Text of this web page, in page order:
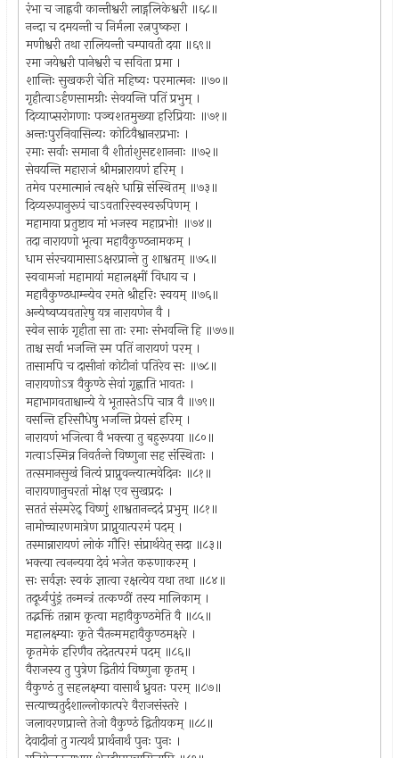
रंभा च जाह्नवी कान्तीश्वरी लाड्गलिकेश्वरी ॥६८॥
नन्दा च दमयन्ती च निर्मला रत्नपुष्करा ।
मणीश्वरी तथा रालियन्ती चम्पावती दया ॥६९॥
रमा जयेश्वरी पानेश्वरी च सविता प्रमा ।
शान्तिः सुखकरी चेति महिष्यः परमात्मनः ॥७०॥
गृहीत्वाऽर्हणसामग्रीः सेवयन्ति पतिं प्रभुम् ।
दिव्याप्सरोगणाः पञ्चशतमुख्या हरिप्रियाः ॥७१॥
अन्तःपुरनिवासिन्यः कोटिवैश्वानरप्रभाः ।
रमाः सर्वाः समाना वै शीतांशुसदृशाननाः ॥७२॥
सेवयन्ति महाराजं श्रीमन्नारायणं हरिम् ।
तमेव परमात्मानं त्वक्षरे धाम्नि संस्थितम् ॥७३॥
दिव्यरूपानुरूपं चाऽवतारिस्वस्वरूपिणम् ।
महामाया प्रतुष्टाव मां भजस्व महाप्रभो! ॥७४॥
तदा नारायणो भूत्वा महावैकुण्ठनामकम् ।
धाम संरचयामासाऽक्षरप्रान्ते तु शाश्वतम् ॥७५॥
स्ववामजां महामायां महालक्ष्मीं विधाय च ।
महावैकुण्ठधाम्न्येव रमते श्रीहरिः स्वयम् ॥७६॥
अन्येष्वप्यवतारेषु यत्र नारायणेन वै ।
स्वेन साकं गृहीता सा ताः रमाः संभवन्ति हि ॥७७॥
ताश्च सर्वा भजन्ति स्म पतिं नारायणं परम् ।
तासामपि च दासीनां कोटीनां पतिरेव सः ॥७८॥
नारायणोऽत्र वैकुण्ठे सेवां गृह्णाति भावतः ।
महाभागवताश्चान्ये ये भूतास्तेऽपि चात्र वै ॥७९॥
वसन्ति हरिसौधेषु भजन्ति प्रेयसं हरिम् ।
नारायणं भजित्वा वै भक्त्या तु बहुरूपया ॥८०॥
गत्वाऽस्मिन्न निवर्तन्ते विष्णुना सह संस्थिताः ।
तत्समानसुखं नित्यं प्राप्नुवन्त्यात्मवेदिनः ॥८१॥
नारायणानुचरतां मोक्ष एव सुखप्रदः ।
सततं संस्मरेद् विष्णुं शाश्वतानन्ददं प्रभुम् ॥८१॥
नामोच्चारणमात्रेण प्राप्नुयात्परमं पदम् ।
तस्मान्नारायणं लोकं गौरि! संप्रार्थयेत् सदा ॥८३॥
भक्त्या त्वनन्यया देवं भजेत करुणाकरम् ।
सः सर्वज्ञः स्वकं ज्ञात्वा रक्षत्येव यथा तथा ॥८४॥
तदूर्ध्वपुंड्रं तन्मन्त्रं तत्कण्ठीं तस्य मालिकाम् ।
तद्भक्तिं तन्नाम कृत्वा महावैकुण्ठमेति वै ॥८५॥
महालक्ष्म्याः कृते चैतन्ममहावैकुण्ठमक्षरे ।
कृतमेकं हरिणैव तदेतत्परमं पदम् ॥८६॥
वैराजस्य तु पुत्रेण द्वितीयं विष्णुना कृतम् ।
वैकुण्ठं तु सहलक्ष्म्या वासार्थं ध्रुवतः परम् ॥८७॥
सत्याच्चतुर्दशाल्लोकात्परे वैराजसंस्तरे ।
जलावरणप्रान्ते तेजो वैकुण्ठं द्वितीयकम् ॥८८॥
देवादीनां तु गत्यर्थं प्रार्थनार्थं पुनः पुनः ।